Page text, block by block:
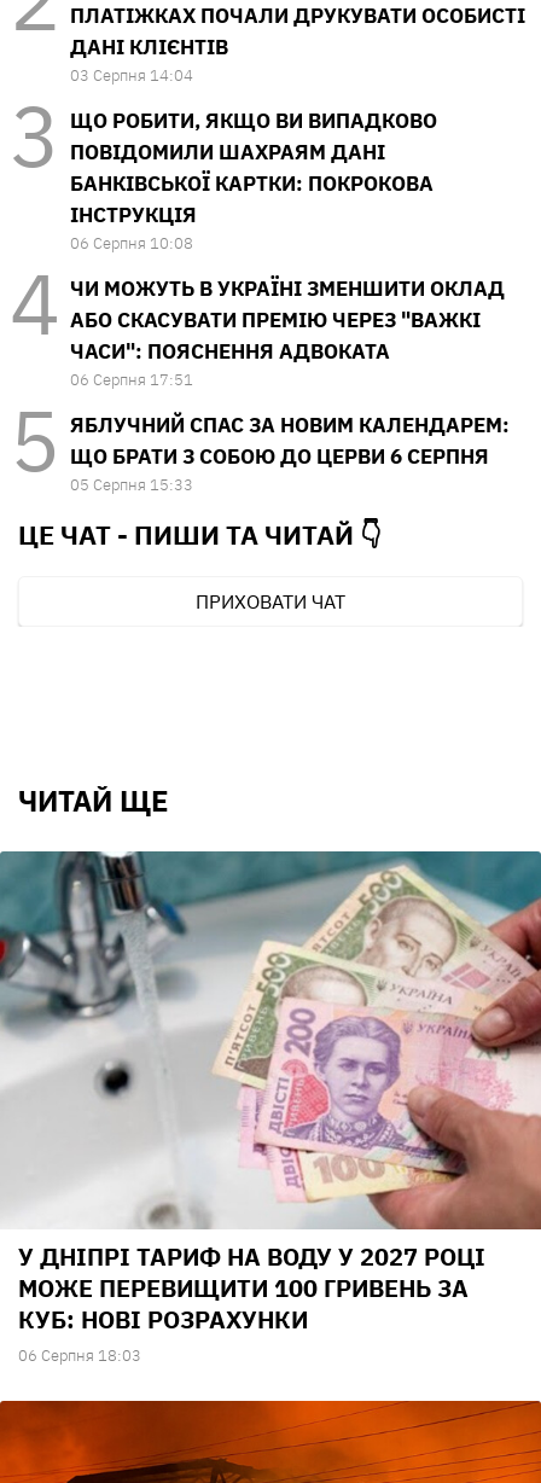
ПЛАТІЖКАХ ПОЧАЛИ ДРУКУВАТИ ОСОБИСТІ
ДАНІ КЛІЄНТІВ
03 Серпня 14:04
ЩО РОБИТИ, ЯКЩО ВИ ВИПАДКОВО
ПОВІДОМИЛИ ШАХРАЯМ ДАНІ
БАНКІВСЬКОЇ КАРТКИ: ПОКРОКОВА
ІНСТРУКЦІЯ
06 Серпня 10:08
ЧИ МОЖУТЬ В УКРАЇНІ ЗМЕНШИТИ ОКЛАД
АБО СКАСУВАТИ ПРЕМІЮ ЧЕРЕЗ "ВАЖКІ
ЧАСИ": ПОЯСНЕННЯ АДВОКАТА
06 Серпня 17:51
ЯБЛУЧНИЙ СПАС ЗА НОВИМ КАЛЕНДАРЕМ:
ЩО БРАТИ З СОБОЮ ДО ЦЕРВИ 6 СЕРПНЯ
05 Серпня 15:33
ЦЕ ЧАТ - ПИШИ ТА ЧИТАЙ 👇
ПРИХОВАТИ ЧАТ
ЧИТАЙ ЩЕ
У ДНІПРІ ТАРИФ НА ВОДУ У 2027 РОЦІ
МОЖЕ ПЕРЕВИЩИТИ 100 ГРИВЕНЬ ЗА
КУБ: НОВІ РОЗРАХУНКИ
06 Серпня 18:03